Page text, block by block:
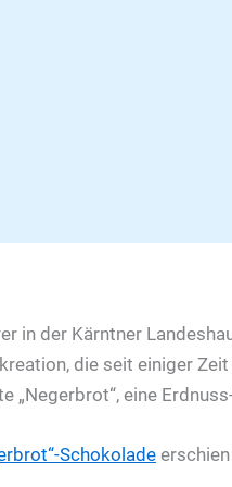
in der Kärntner
die seit einiger
„Negerbrot“, eine
Schokolade